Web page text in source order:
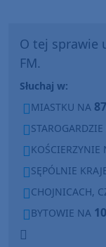
O tej sprawie
FM.
Słuchaj w:
MIASTKU NA
KOŚCIERZYNIE
SĘPÓLNIE
CHOJNICACH,
BYTOWIE NA